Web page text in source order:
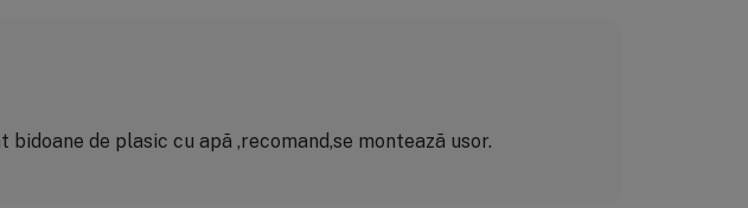
de plasic cu apă ,recomand,se montează usor.